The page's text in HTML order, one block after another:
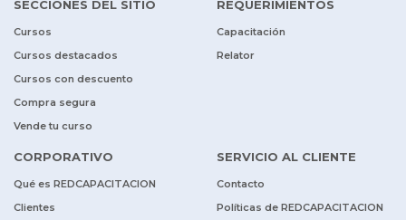
SECCIONES DEL SITIO
Cursos
Cursos destacados
Cursos con descuento
Compra segura
Vende tu curso
REQUERIMIENTOS
Capacitación
Relator
CORPORATIVO
Qué es REDCAPACITACION
Clientes
SERVICIO AL CLIENTE
Contacto
Políticas de REDCAPACITACION